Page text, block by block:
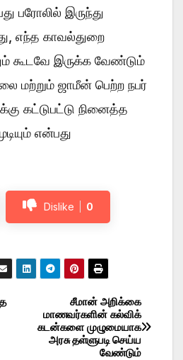
பரோலில் இருந்து
எந்த காவல்துறை
கூடவே இருக்க வேண்டும்
மற்றும் ஜாமீன் பெற்ற நபர்
கட்டுபட்டு நினைத்த
என்பது
Dislike 0
சீமான் அறிக்கை
மாணவர்களின் கல்விக்
கடன்களை முழுமையாக
அரசு தள்ளுபடி செய்ய
வேண்டும்